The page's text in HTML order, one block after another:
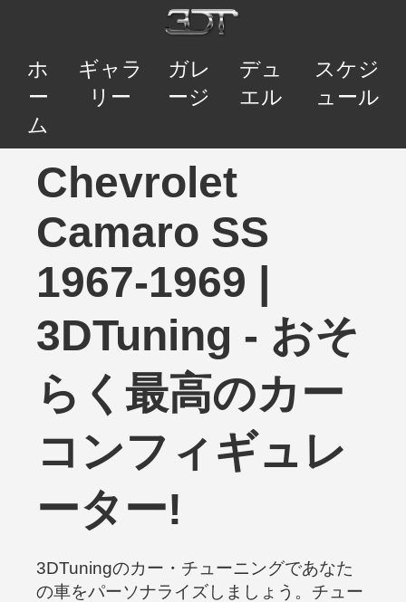
ホ
ー
ム
ギャラ
リー
ガレ
ージ
デュ
エル
スケジ
ュール
Chevrolet
Camaro SS
1967-1969 |
3DTuning - おそ
らく最高のカー
コンフィギュレ
ーター!
3DTuningのカー・チューニングであなた
の車をパーソナライズしましょう。チュー